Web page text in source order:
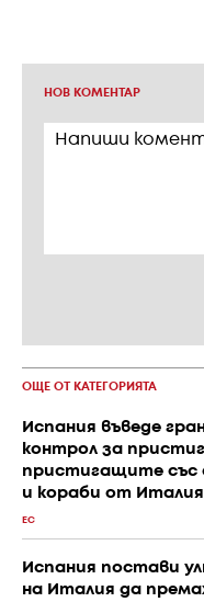
НОВ КОМЕНТАР
ОЩЕ ОТ КАТЕГОРИЯТА
Испания въведе
контрол за
пристигащите със
и кораби от Италия
ЕС
Испания постави
на Италия да